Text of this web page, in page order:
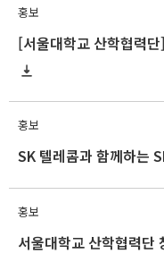
홍보
홍보
홍보